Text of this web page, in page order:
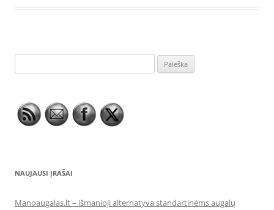
NAUJAUSI ĮRAŠAI
Manoaugalas.lt – išmanioji alternatyva standartinėms augalų